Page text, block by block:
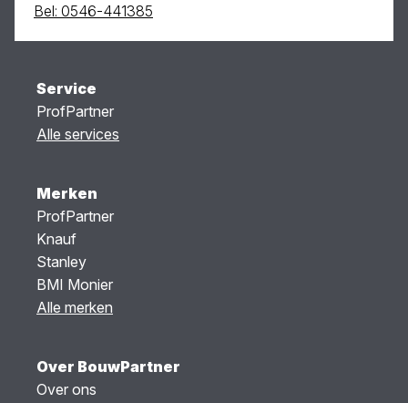
Bel: 0546-441385
Service
ProfPartner
Alle services
Merken
ProfPartner
Knauf
Stanley
BMI Monier
Alle merken
Over BouwPartner
Over ons